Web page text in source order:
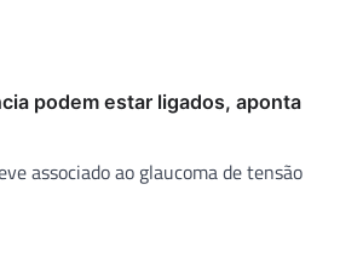
podem estar ligados, aponta
associado ao glaucoma de tensão